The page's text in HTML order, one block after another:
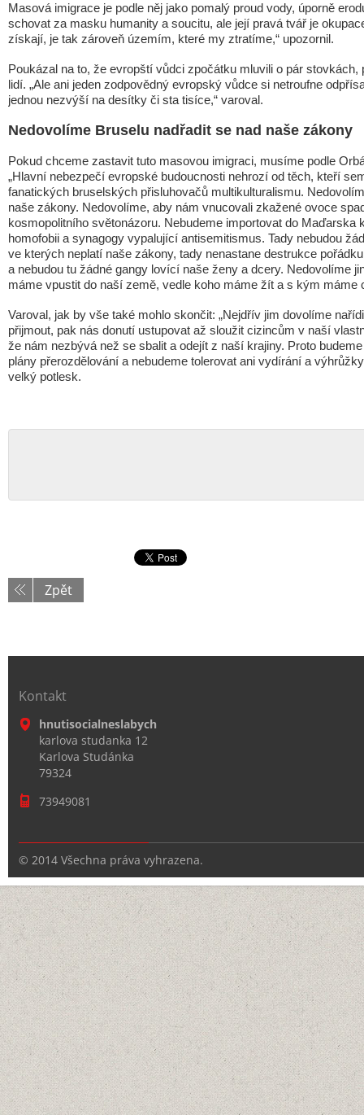
Masová imigrace je podle něj jako pomalý proud vody, úporně
schovat za masku humanity a soucitu, ale její pravá tvář je
získají, je tak zároveň územím, které my ztratíme,“ upozornil.
Poukázal na to, že evropští vůdci zpočátku mluvili o pár
lidí. „Ale ani jeden zodpovědný evropský vůdce si netroufne
jednou nezvýší na desítky či sta tisíce,“ varoval.
Nedovolíme Bruselu nadřadit se nad naše zákony
Pokud chceme zastavit tuto masovou imigraci, musíme podle
„Hlavní nebezpečí evropské budoucnosti nehrozí od těch, kteří
fanatických bruselských přisluhovačů multikulturalismu.
naše zákony. Nedovolíme, aby nám vnucovali zkažené ovoce
kosmopolitního světonázoru. Nebudeme importovat do Maďarska
homofobii a synagogy vypalující antisemitismus. Tady nebudou
ve kterých neplatí naše zákony, tady nenastane destrukce
a nebudou tu žádné gangy lovící naše ženy a dcery. Nedovolíme
máme vpustit do naší země, vedle koho máme žít a s kým máme
Varoval, jak by vše také mohlo skončit: „Nejdřív jim dovolíme
přijmout, pak nás donutí ustupovat až sloužit cizincům v naší
že nám nezbývá než se sbalit a odejít z naší krajiny. Proto
plány přerozdělování a nebudeme tolerovat ani vydírání a
velký potlesk.
Zpět
Kontakt
hnutisocialneslabych
karlova studanka 12
Karlova Studánka
79324
73949081
© 2014 Všechna práva vyhrazena.